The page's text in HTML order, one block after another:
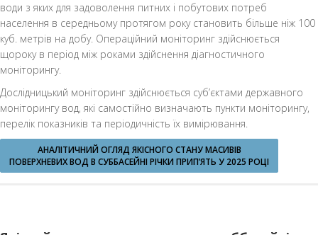
води з яких для задоволення питних і побутових потреб
населення в середньому протягом року становить більше ніж 100
куб. метрів на добу. Операційний моніторинг здійснюється
щороку в період між роками здійснення діагностичного
моніторингу.
Дослідницький моніторинг здійснюється суб’єктами державного
моніторингу вод, які самостійно визначають пункти моніторингу,
перелік показників та періодичність їх вимірювання.
АНАЛІТИЧНИЙ ОГЛЯД ЯКІСНОГО СТАНУ МАСИВІВ
ПОВЕРХНЕВИХ ВОД В СУББАСЕЙНІ РІЧКИ ПРИП’ЯТЬ У 2025 РОЦІ